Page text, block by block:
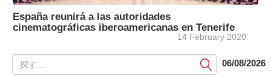
España reunirá a las autoridades
cinematográficas iberoamericanas en Tenerife
14 February 2020
提
出
06/08/2026